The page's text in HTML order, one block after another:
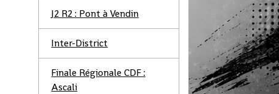
J2 R2 : Pont à Vendin
Inter-District
Finale Régionale CDF :
Ascali